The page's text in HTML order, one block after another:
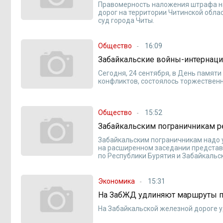
Правомерность наложения штрафа
дорог на территории Читинской
суд города Читы.
Общество 16:09
Забайкальские войны-
Сегодня, 24 сентября, в День
конфликтов, состоялось
Общество 15:52
Забайкальским пограничникам
Забайкальским пограничникам
на расширенном заседании
по Республики Бурятия и
Экономика 15:31
На ЗабЖД удлиняют маршруты
На Забайкальской железной дороге